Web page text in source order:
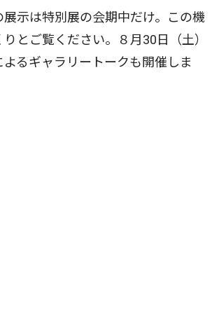
示は特別展の会期中だけ。この機
とご覧ください。８月30日（土）
るギャラリートークも開催しま